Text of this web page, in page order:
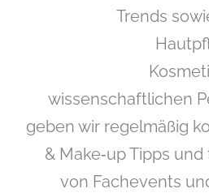
Trends
wissenschaftlichen
geben wir regelmäßig
& Make‑up Tipps
von Fachevents